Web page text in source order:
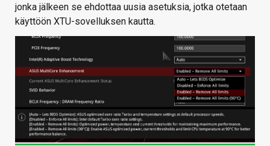
jonka jälkeen se ehdottaa uusia asetuksia, jotka otetaan
käyttöön XTU-sovelluksen kautta.